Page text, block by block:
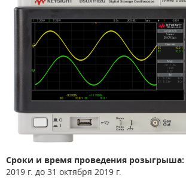
Сроки и время проведения розыгрыша:
2019 г. до 31 октября 2019 г.